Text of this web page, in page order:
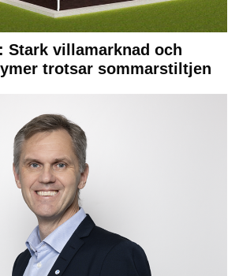
Stark villamarknad och
trotsar sommarstiltjen